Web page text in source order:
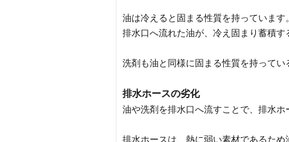
油は冷えると固まる性質を持っています。
排水口へ流れた油が、冷え固まり蓄積す
洗剤も油と同様に固まる性質を持ってい
排水ホースの劣化
油や洗剤を排水口へ流すことで、排水ホ
排水ホースは、熱に弱い素材であるた